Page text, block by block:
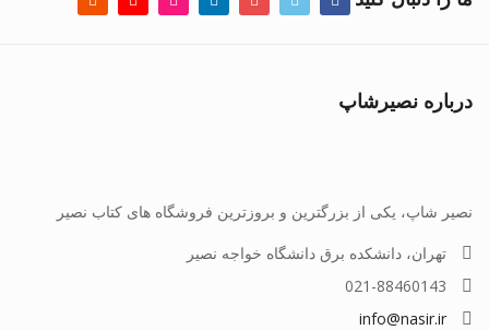
درباره نصیرشاپ
نصیر شاپ، یکی از بزرگترین و بروزترین فروشگاه های کتاب نصیر
تهران، دانشکده برق دانشگاه خواجه نصیر
021-88460143
info@nasir.ir